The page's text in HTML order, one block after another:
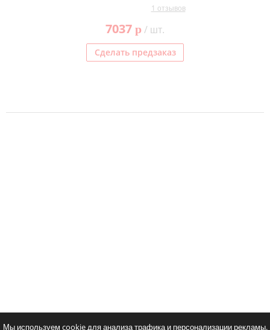
1 отзывов
7037 p/ шт.
Сделать предзаказ
Мы используем cookie для анализа трафика и персонализации рекламы.